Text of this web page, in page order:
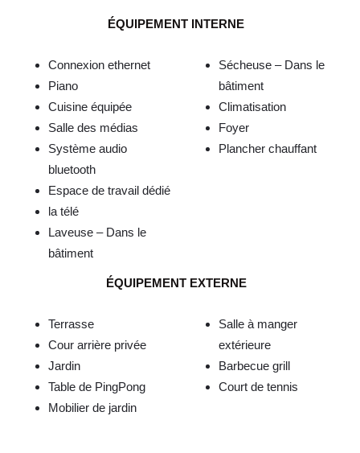
ÉQUIPEMENT INTERNE
Connexion ethernet
Piano
Cuisine équipée
Salle des médias
Système audio
bluetooth
Espace de travail dédié
la télé
Laveuse – Dans le
bâtiment
Sécheuse – Dans le
bâtiment
Climatisation
Foyer
Plancher chauffant
ÉQUIPEMENT EXTERNE
Terrasse
Cour arrière privée
Jardin
Table de PingPong
Mobilier de jardin
Salle à manger
extérieure
Barbecue grill
Court de tennis